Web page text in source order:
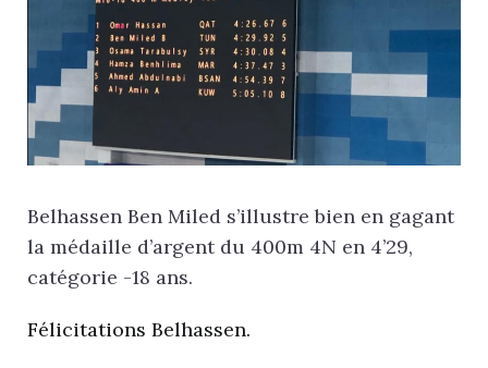
Belhassen Ben Miled s’illustre bien en gagant
la médaille d’argent du 400m 4N en 4’29,
catégorie -18 ans.
Félicitations Belhassen.